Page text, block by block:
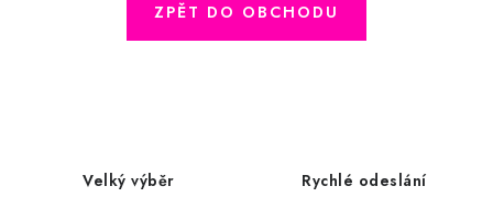
Obchodní podmínky
Podmínky ochrany osobních údajů
ZPĚT DO OBCHODU
Velký výběr Rychlé odeslání